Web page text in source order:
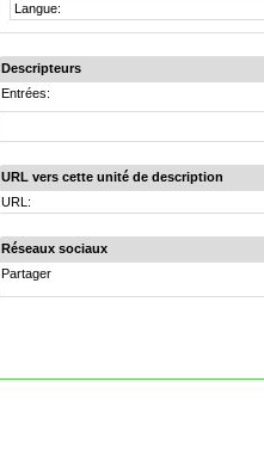
Langue:
Descripteurs
Entrées:
URL vers cette unité de description
URL:
Réseaux sociaux
Partager